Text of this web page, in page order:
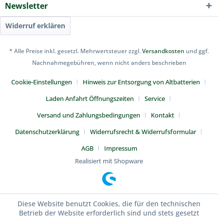
Newsletter
Widerruf erklären
* Alle Preise inkl. gesetzl. Mehrwertsteuer zzgl.Versandkosten und ggf.
Nachnahmegebühren, wenn nicht anders beschrieben
Cookie-Einstellungen
Hinweis zur Entsorgung von Altbatterien
Laden Anfahrt Öffnungszeiten
Service
Versand und Zahlungsbedingungen
Kontakt
Datenschutzerklärung
Widerrufsrecht & Widerrufsformular
AGB
Impressum
Realisiert mit Shopware
Diese Website benutzt Cookies, die für den technischen
Betrieb der Website erforderlich sind und stets gesetzt